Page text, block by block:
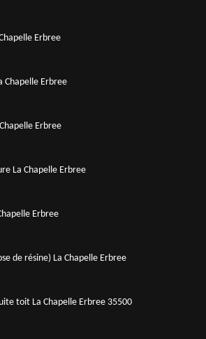
Erbree
Chapelle Erbree
Erbree
La Chapelle Erbree
Erbree
de résine) La Chapelle Erbree
toit La Chapelle Erbree 35500